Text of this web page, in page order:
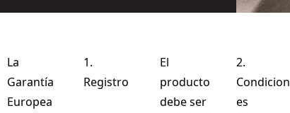
La
Garantía
Europea
1.
Registro
El
producto
debe ser
2.
Condicion
es